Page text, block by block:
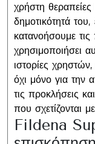
χρήστη
δημοτικότητά του,
κατανοήσουμε
χρησιμοποιήσει
ιστορίες
όχι μόνο για την
τις προκλήσεις
που σχετίζονται
Fildena